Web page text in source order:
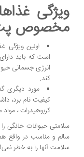
ویژگی
مخصوص
اولین ویژگی
است که باید
انرژی جسمانی
کند.
مورد دیگری
کیفیت نام برد،
کربوهیدرات ،
سلامتی حیوانات خانگی
سالم و مناسب در واقع
سلامت آنها را به خطر